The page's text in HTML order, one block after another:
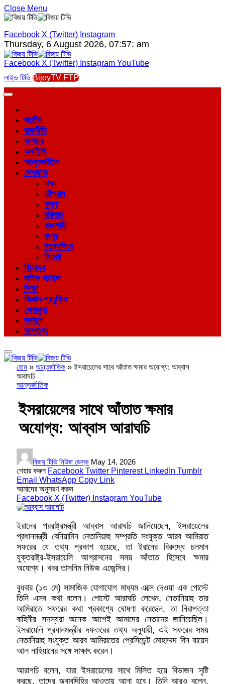
Close Menu
Facebook X (Twitter) Instagram
Thursday, 6 August 2026, 07:57: am
Facebook X (Twitter) Instagram YouTube
লাইভ টিভি BijoyTV FTP
জাতীয়
রাজনীতি
অপরাধ
অর্থনীতি
আন্তর্জাতিক
দেশজুড়ে
ঢাকা
চট্টগ্রাম
খুলনা
বরিশাল
রাজশাহী
রংপুর
ময়মনসিংহ
সিলেট
বিনোদন
লাইফ স্টাইল
শিক্ষা
বিজ্ঞান-প্রযুক্তি
খেলাধুলা
স্বাস্থ্য
অন্যান্য
হোম » আন্তর্জাতিক »ইসরায়েলের সাথে আঁতাত ক্ষমার অযোগ্য: আব্বাস
আরাঘচি
আন্তর্জাতিক
ইসরায়েলের সাথে আঁতাত ক্ষমার
অযোগ্য: আব্বাস আরাঘচি
বিজয় টিভি নিউজ ডেস্ক May 14, 2026
শেয়ার করুন Facebook Twitter Pinterest LinkedIn Tumblr
Email WhatsApp Copy Link
আমাদের অনুসরণ করুন
Facebook X (Twitter) Instagram YouTube
ইরানের পররাষ্ট্রমন্ত্রী আব্বাস আরাঘচি জানিয়েছেন, ইসরায়েলের
প্রধানমন্ত্রী বেনিয়ামিন নেতানিয়াহু সম্প্রতি সংযুক্ত আরব আমিরাত
সফরের যে তথ্য প্রকাশ হয়েছে, তা ইরানের বিরুদ্ধে চলমান
যুক্তরাষ্ট্র-ইসরায়েলি আগ্রাসনের সময় আঁতাত হিসেবে ক্ষমার
অযোগ্য। খবর তাসনিম নিউজ এজেন্সির।
বুধবার (১৩ মে) সামাজিক যোগাযোগ মাধ্যম এক্সে দেওয়া এক পোস্টে
তিনি এসব কথা বলেন। পোস্টে আরাঘচি লেখেন, নেতানিয়াহু তার
আমিরাতে সফরের কথা প্রকাশ্যে ঘোষণা করেছেন, তা নিরাপত্তা
বাহিনীর সদস্যরা অনেক আগেই আমাদের নেতাদের জানিয়েছিল।
ইসরায়েলি প্রধানমন্ত্রীর দফতরের তথ্য অনুযায়ী, এই সফরের সময়
নেতানিয়াহু সংযুক্ত আরব আমিরাতের প্রেসিডেন্ট মোহাম্মদ বিন যায়েদ
আল নাহিয়ানের সঙ্গে সাক্ষাৎ করেন।
আরাগচি বলেন, যারা ইসরায়েলের সাথে মিলিত হয়ে বিভাজন সৃষ্টি
করছে, তাদের জবাবদিহির আওতায় আনা হবে। তিনি আরও বলেন,